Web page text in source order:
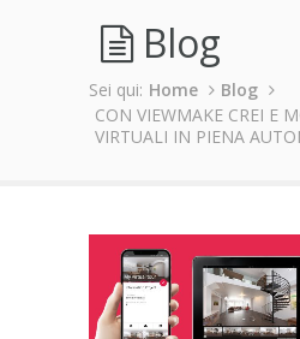
Blog
Sei qui: Home
Blog
CON VIEWMAKE CREI E
VIRTUALI IN PIENA